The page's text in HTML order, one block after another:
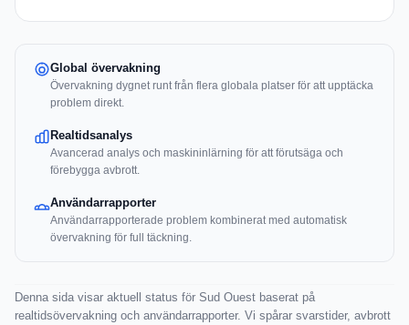
Global övervakning
Övervakning dygnet runt från flera globala platser för att upptäcka
problem direkt.
Realtidsanalys
Avancerad analys och maskininlärning för att förutsäga och
förebygga avbrott.
Användarrapporter
Användarrapporterade problem kombinerat med automatisk
övervakning för full täckning.
Denna sida visar aktuell status för Sud Ouest baserat på
realtidsövervakning och användarrapporter. Vi spårar svarstider, avbrott